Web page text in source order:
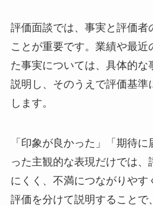
評価面談では、事実と評価者
ことが重要です。業績や最近
た事実については、具体的な
説明し、そのうえで評価基準
します。
「印象が良かった」「期待
った主観的な表現だけでは、
にくく、不満につながりやす
評価を分けて説明することで